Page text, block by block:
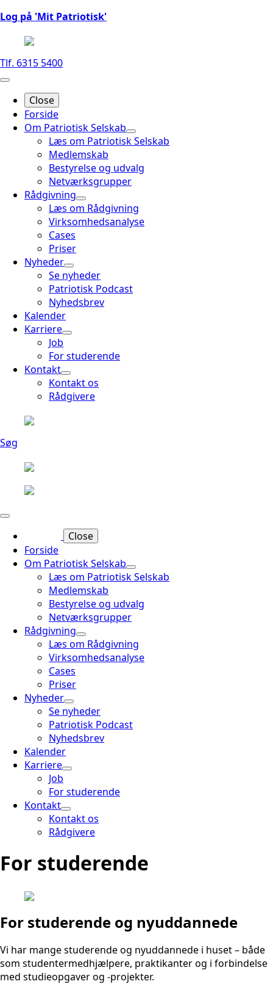
Log på 'Mit Patriotisk'
Tlf. 6315 5400
Close
Forside
Om Patriotisk Selskab
Læs om Patriotisk Selskab
Medlemskab
Bestyrelse og udvalg
Netværksgrupper
Rådgivning
Læs om Rådgivning
Virksomhedsanalyse
Cases
Priser
Nyheder
Se nyheder
Patriotisk Podcast
Nyhedsbrev
Kalender
Karriere
Job
For studerende
Kontakt
Kontakt os
Rådgivere
Søg
Close
Forside
Om Patriotisk Selskab
Læs om Patriotisk Selskab
Medlemskab
Bestyrelse og udvalg
Netværksgrupper
Rådgivning
Læs om Rådgivning
Virksomhedsanalyse
Cases
Priser
Nyheder
Se nyheder
Patriotisk Podcast
Nyhedsbrev
Kalender
Karriere
Job
For studerende
Kontakt
Kontakt os
Rådgivere
For studerende
For studerende og nyuddannede
Vi har mange studerende og nyuddannede i huset – både
som studentermedhjælpere, praktikanter og i forbindelse
med studieopgaver og -projekter.